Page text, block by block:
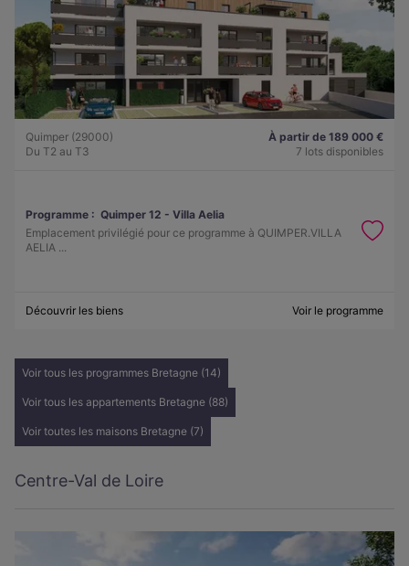
Quimper (29000)
Du T2 au T3
À partir de 189 000 €
7 lots disponibles
Programme : Quimper 12 - Villa Aelia
Emplacement privilégié pour ce programme à QUIMPER.VILLA
AELIA ...
Découvrir les biens Voir le programme
Voir tous les programmes Bretagne (14)
Voir tous les appartements Bretagne (88)
Voir toutes les maisons Bretagne (7)
Centre-Val de Loire